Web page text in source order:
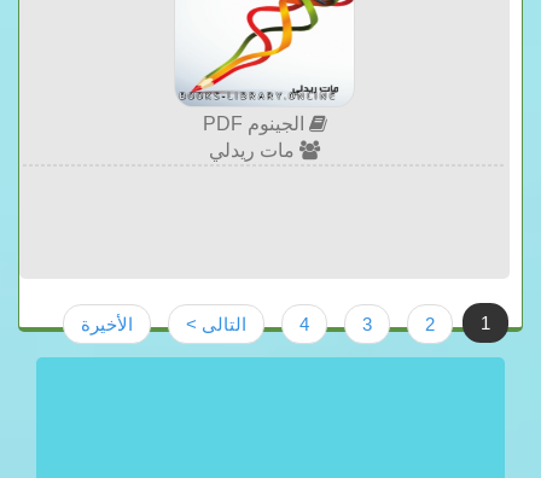
الجينوم PDF
مات ريدلي
1
2
3
4 التالى > الأخيرة